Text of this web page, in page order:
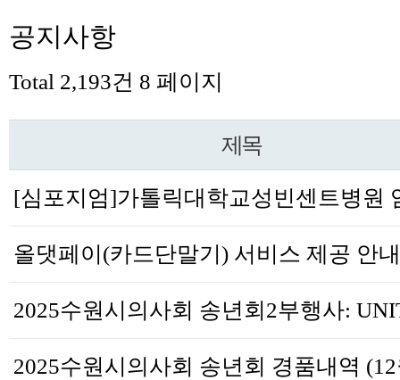
공지사항
Total 2,193건 8 페이지
제목